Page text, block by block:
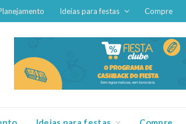
Ideias para festas Compre